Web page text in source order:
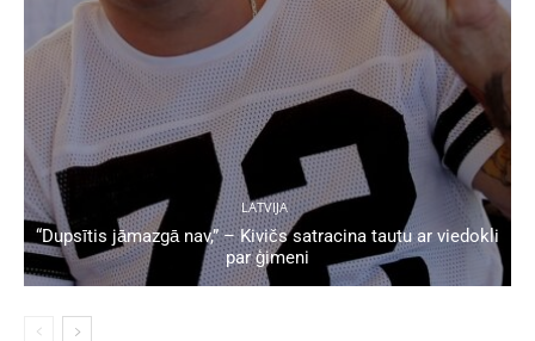
LATVIJA
“Dupsītis jāmazgā nav,” – Kivičs satracina tautu ar viedokli
par ģimeni